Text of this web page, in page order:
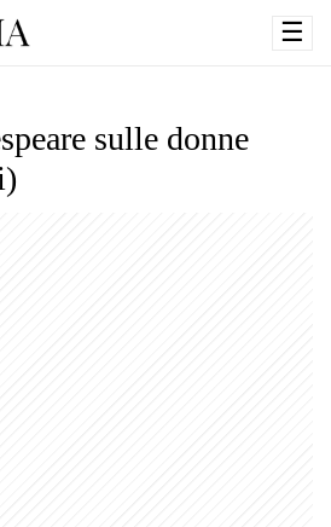
☰
sulle donne